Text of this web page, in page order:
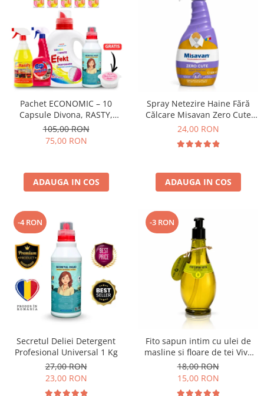
Pachet ECONOMIC – 10
Capsule Divona, RASTY,
ACEPRIN, Efekt, Secretul Deliei
+ Sare Inalbire GRATIS
105,00 RON
75,00 RON
ADAUGA IN COS
Spray Netezire Haine Fără
Călcare Misavan Zero Cute
Zero Parfum 500 ml
24,00 RON
ADAUGA IN COS
-4 RON
Secretul Deliei Detergent
Profesional Universal 1 Kg
27,00 RON
23,00 RON
-3 RON
Fito sapun intim cu ulei de
masline si floare de tei Viva
Oliva 400 ml
18,00 RON
15,00 RON